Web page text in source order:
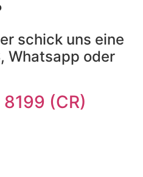
schick uns eine
Whatsapp oder
(CR)